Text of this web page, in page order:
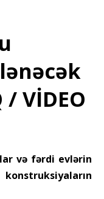
VİDEO
və fərdi evlərin